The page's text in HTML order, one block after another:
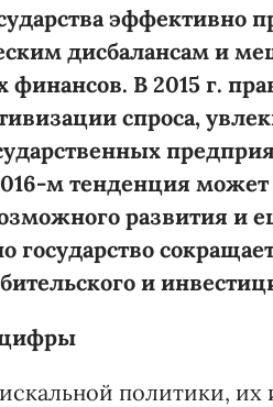
эффективно
дисбалансам и
финансов. В 2015 г.
спроса,
м тенденция может
развития и
государство
и
цифры
политики, их